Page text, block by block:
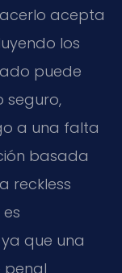
acepta
los
puede
seguro,
a una falta
basada
reckless
que una
penal